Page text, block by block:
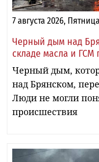
7 августа 2026,
Черный дым над
складе масла и
Черный дым,
над Брянском,
Люди не могли
происшествия